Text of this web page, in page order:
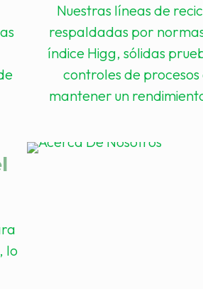
Nuestras líneas de
respaldadas por
índice Higg, sólidas
controles de
mantener un
lo